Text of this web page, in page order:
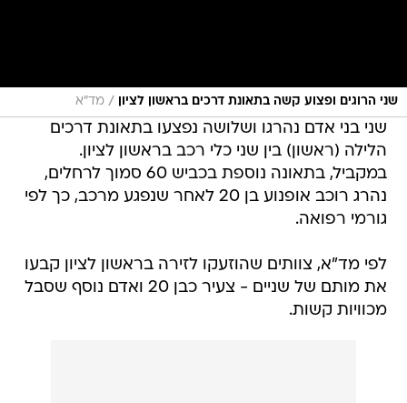
שני הרוגים ופצוע קשה בתאונת דרכים בראשון לציון / מד"א
שני בני אדם נהרגו ושלושה נפצעו בתאונת דרכים
הלילה (ראשון) בין שני כלי רכב בראשון לציון.
במקביל, בתאונה נוספת בכביש 60 סמוך לרחלים,
נהרג רוכב אופנוע בן 20 לאחר שנפגע מרכב, כך לפי
גורמי רפואה.
לפי מד"א, צוותים שהוזעקו לזירה בראשון לציון קבעו
את מותם של שניים - צעיר כבן 20 ואדם נוסף שסבל
מכוויות קשות.